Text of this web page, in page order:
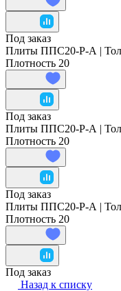
Под заказ
Плиты ППС20-Р-А |
Плотность 20
Под заказ
Плиты ППС20-Р-А |
Плотность 20
Под заказ
Плиты ППС20-Р-А |
Плотность 20
Под заказ
Назад к списку